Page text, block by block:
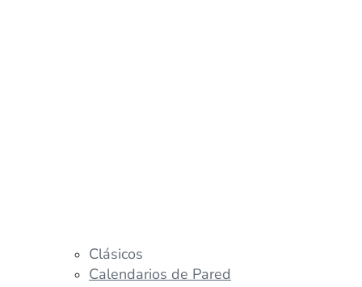
Clásicos
Calendarios de Pared